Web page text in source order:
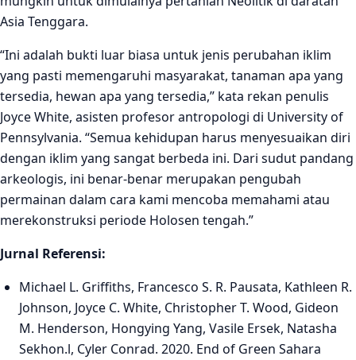
Asia Tenggara.
“Ini adalah bukti luar biasa untuk jenis perubahan iklim
yang pasti memengaruhi masyarakat, tanaman apa yang
tersedia, hewan apa yang tersedia,” kata rekan penulis
Joyce White, asisten profesor antropologi di University of
Pennsylvania. “Semua kehidupan harus menyesuaikan diri
dengan iklim yang sangat berbeda ini. Dari sudut pandang
arkeologis, ini benar-benar merupakan pengubah
permainan dalam cara kami mencoba memahami atau
merekonstruksi periode Holosen tengah.”
Jurnal Referensi:
Michael L. Griffiths, Francesco S. R. Pausata, Kathleen R.
Johnson, Joyce C. White, Christopher T. Wood, Gideon
M. Henderson, Hongying Yang, Vasile Ersek, Natasha
Sekhon.l, Cyler Conrad. 2020. End of Green Sahara